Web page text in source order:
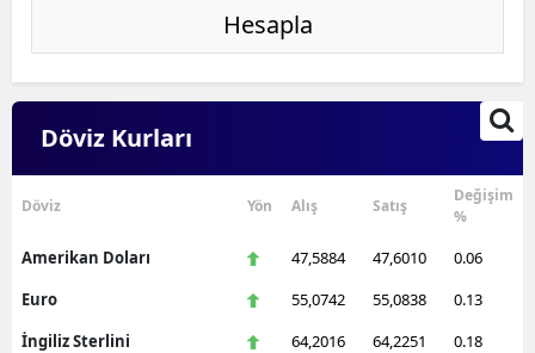
Hesapla
Döviz Kurları
Döviz Yön Alış Satış
Değişim
%
Amerikan Doları 47,5884 47,6010
0.06
Euro
55,0742 55,0838
0.13
İngiliz Sterlini
64,2016 64,2251
0.18